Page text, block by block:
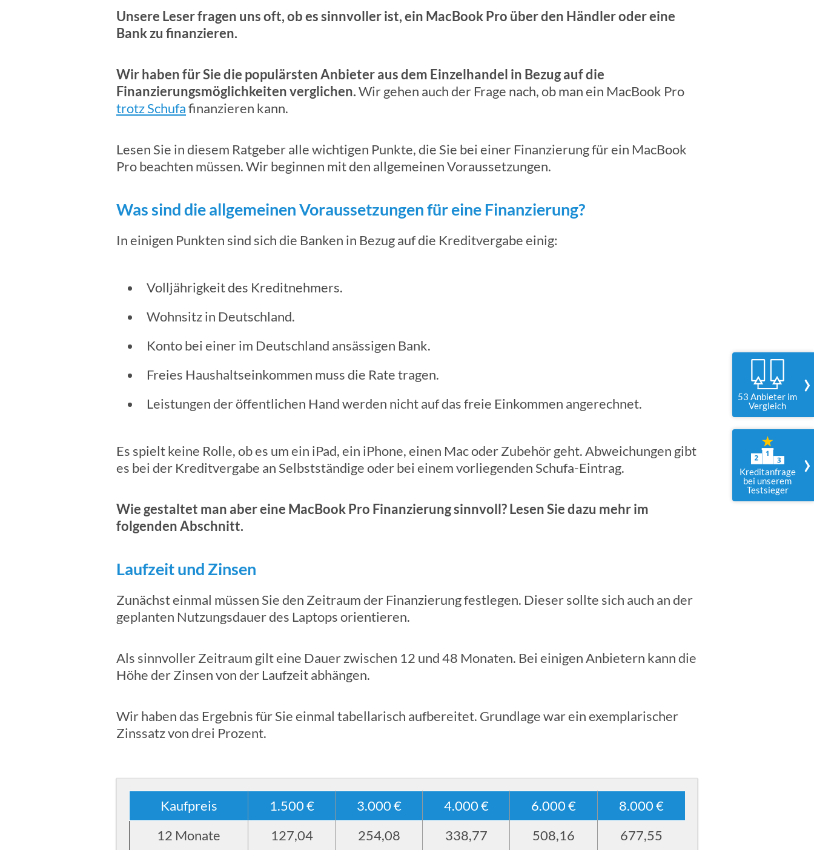
53 Anbieter im
Vergleich
›
Kreditanfrage
bei unserem
Testsieger
›
Unsere Leser fragen uns oft, ob es sinnvoller ist, ein MacBook Pro über den Händler oder eine
Bank zu finanzieren.
Wir haben für Sie die populärsten Anbieter aus dem Einzelhandel in Bezug auf die
Finanzierungsmöglichkeiten verglichen.Wir gehen auch der Frage nach, ob man ein MacBook Pro
trotz Schufafinanzieren kann.
Lesen Sie in diesem Ratgeber alle wichtigen Punkte, die Sie bei einer Finanzierung für ein MacBook
Pro beachten müssen. Wir beginnen mit den allgemeinen Voraussetzungen.
Was sind die allgemeinen Voraussetzungen für eine Finanzierung?
In einigen Punkten sind sich die Banken in Bezug auf die Kreditvergabe einig:
Volljährigkeit des Kreditnehmers.
Wohnsitz in Deutschland.
Konto bei einer im Deutschland ansässigen Bank.
Freies Haushaltseinkommen muss die Rate tragen.
Leistungen der öffentlichen Hand werden nicht auf das freie Einkommen angerechnet.
Es spielt keine Rolle, ob es um ein iPad, ein iPhone, einen Mac oder Zubehör geht. Abweichungen gibt
es bei der Kreditvergabe an Selbstständige oder bei einem vorliegenden Schufa-Eintrag.
Wie gestaltet man aber eine MacBook Pro Finanzierung sinnvoll? Lesen Sie dazu mehr im
folgenden Abschnitt.
Laufzeit und Zinsen
Zunächst einmal müssen Sie den Zeitraum der Finanzierung festlegen. Dieser sollte sich auch an der
geplanten Nutzungsdauer des Laptops orientieren.
Als sinnvoller Zeitraum gilt eine Dauer zwischen 12 und 48 Monaten. Bei einigen Anbietern kann die
Höhe der Zinsen von der Laufzeit abhängen.
Wir haben das Ergebnis für Sie einmal tabellarisch aufbereitet. Grundlage war ein exemplarischer
Zinssatz von drei Prozent.
Kaufpreis 1.500 € 3.000 € 4.000 € 6.000 €
8.000 €
12 Monate
127,04 254,08 338,77 508,16
677,55